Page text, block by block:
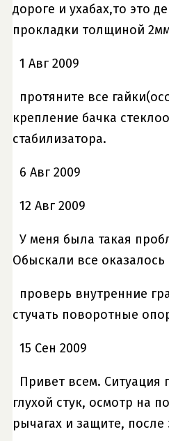
дороге и ухабах,то это
прокладки толщиной
1 Авг 2009
протяните все
крепление бачка
стабилизатора.
6 Авг 2009
12 Авг 2009
У меня была такая
Обыскали все
проверь внутренние
стучать поворотные
15 Сен 2009
Привет всем. Ситуация
глухой стук, осмотр на
рычагах и защите,